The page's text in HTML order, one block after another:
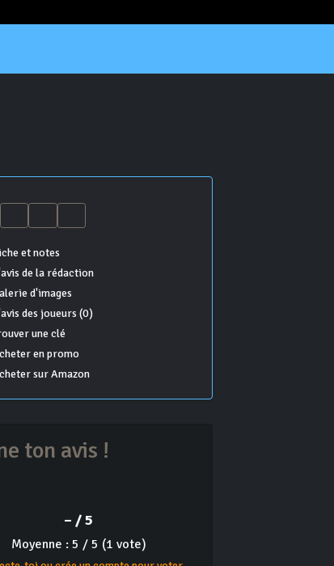
et notes
de la rédaction
d'images
des joueurs (0)
une clé
en promo
sur Amazon
ton avis !
– / 5
Moyenne : 5 / 5 (1 vote)